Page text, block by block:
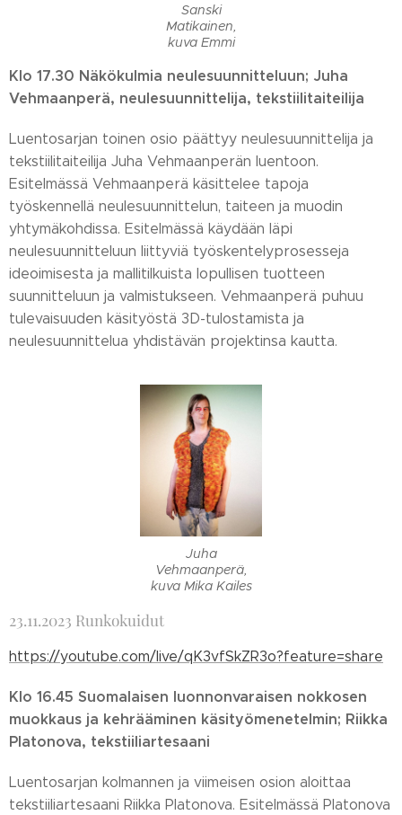
Sanski
Matikainen,
kuva Emmi
Klo 17.30 Näkökulmia neulesuunnitteluun; Juha
Vehmaanperä, neulesuunnittelija, tekstiilitaiteilija
Luentosarjan toinen osio päättyy neulesuunnittelija ja
tekstiilitaiteilija Juha Vehmaanperän luentoon.
Esitelmässä Vehmaanperä käsittelee tapoja
työskennellä neulesuunnittelun, taiteen ja muodin
yhtymäkohdissa. Esitelmässä käydään läpi
neulesuunnitteluun liittyviä työskentelyprosesseja
ideoimisesta ja mallitilkuista lopullisen tuotteen
suunnitteluun ja valmistukseen. Vehmaanperä puhuu
tulevaisuuden käsityöstä 3D-tulostamista ja
neulesuunnittelua yhdistävän projektinsa kautta.
Juha
Vehmaanperä,
kuva Mika Kailes
23.11.2023 Runkokuidut
https://youtube.com/live/qK3vfSkZR3o?feature=share
Klo 16.45 Suomalaisen luonnonvaraisen nokkosen
muokkaus ja kehrääminen käsityömenetelmin; Riikka
Platonova, tekstiiliartesaani
Luentosarjan kolmannen ja viimeisen osion aloittaa
tekstiiliartesaani Riikka Platonova. Esitelmässä Platonova